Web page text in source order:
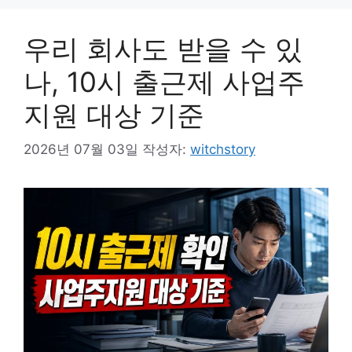
우리 회사도 받을 수 있
나, 10시 출근제 사업주
지원 대상 기준
2026년 07월 03일 작성자: witchstory